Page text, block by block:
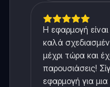
Η εφαρμογή
καλά
μέχρι τώρα και
παρουσιάσεις!
εφαρμογή για